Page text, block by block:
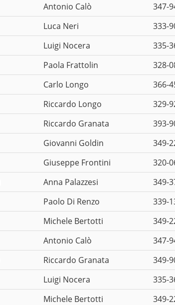
Antonio Calò
347-
Luca Neri
333-
Luigi Nocera
335-
Paola Frattolin
328-
Carlo Longo
366-
Riccardo Longo
329-
Riccardo Granata
393-
Giovanni Goldin
349-
Giuseppe Frontini
320-
Anna Palazzesi
349-
Paolo Di Renzo
339-
Michele Bertotti
349-
Antonio Calò
347-
Riccardo Granata
349-
Luigi Nocera
335-
Michele Bertotti
349-